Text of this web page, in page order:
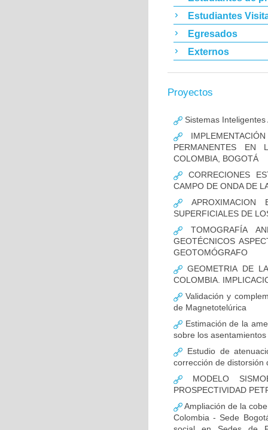
Estudiantes
Egresados
Externos
Proyectos
Sistemas
PERMANENTES EN
COLOMBIA, BOGOTÁ
CORRECIONES
CAMPO DE ONDA DE
APROXIMACION
SUPERFICIALES DE
TOMOGRAFÍA
GEOTÉCNICOS
GEOTOMÓGRAFO
GEOMETRIA DE
COLOMBIA.
Validación y
de Magnetotelúrica
Estimación de la
sobre los
Estudio de
corrección de distorsión
MODELO
PROSPECTIVIDAD
Ampliación de la
Colombia - Sede